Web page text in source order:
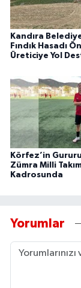
Kandıra
Fındık Hasadı
Üreticiye Yol
Körfez’in
Zümra Milli
Kadrosunda
Yorumlar